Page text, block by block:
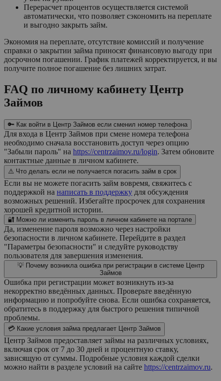
Перерасчет процентов осуществляется системой
автоматически, что позволяет сэкономить на переплате
и выгодно закрыть займ.
Экономия на переплате, отсутствие комиссий и получение
справки о закрытии займа приносят финансовую выгоду при
досрочном погашении. График платежей корректируется, и вы
получите полное погашение без лишних затрат.
FAQ по личному кабинету Центр
Займов
🔑 Как войти в Центр Займов если сменил номер телефона
Для входа в Центр Займов при смене номера телефона
необходимо сначала восстановить доступ через опцию
"Забыли пароль" на https://centrzaimov.ru/login. Затем обновите
контактные данные в личном кабинете.
⚠️ Что делать если не получается погасить займ в срок
Если вы не можете погасить займ вовремя, свяжитесь с
поддержкой на написать в поддержку для обсуждения
возможных решений. Избегайте просрочек для сохранения
хорошей кредитной истории.
🔐 Можно ли изменить пароль в личном кабинете на портале
Да, изменение пароля возможно через настройки
безопасности в личном кабинете. Перейдите в раздел
"Параметры безопасности" и следуйте руководству
пользователя для завершения изменения.
💡 Почему возникла ошибка при регистрации в системе Центр
Займов
Ошибка при регистрации может возникнуть из-за
некорректно введённых данных. Проверьте введённую
информацию и попробуйте снова. Если ошибка сохраняется,
обратитесь в поддержку для быстрого решения типичной
проблемы.
💳 Какие условия займа предлагает Центр Займов
Центр Займов предоставляет займы на различных условиях,
включая срок от 7 до 30 дней и процентную ставку,
зависящую от суммы. Подробные условия каждой сделки
можно найти в разделе условий на сайте https://centrzaimov.ru.